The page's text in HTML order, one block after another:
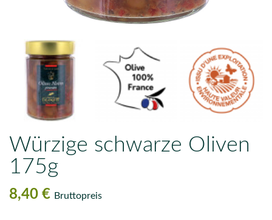
Würzige schwarze Oliven
175g
8,40 € Bruttopreis